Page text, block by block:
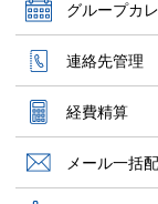
グループカ
連絡先管理
経費精算
メール一括